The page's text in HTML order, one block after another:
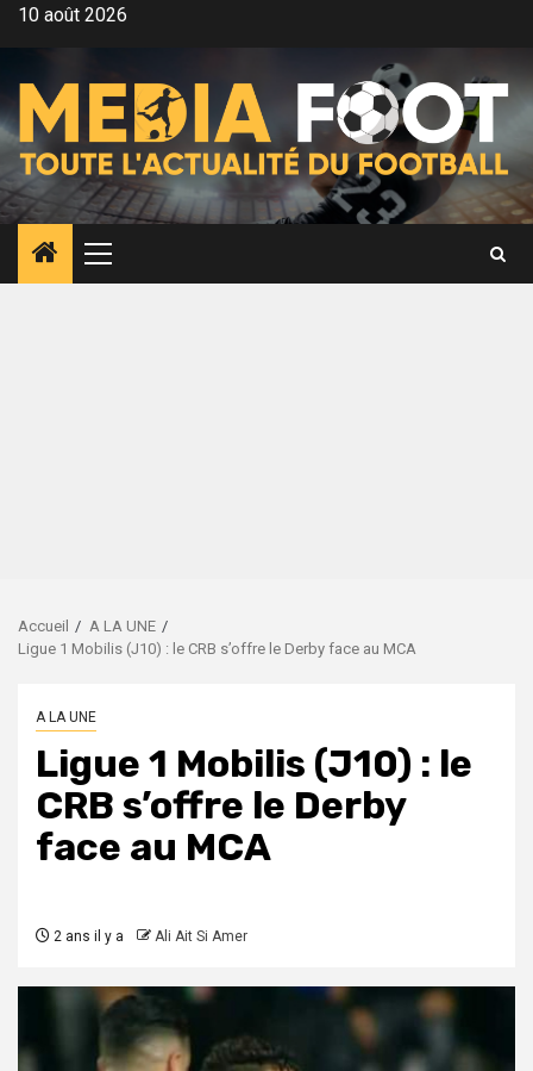
Aller10 août 2026
Menu
principal
Accueil
A LA UNE
Ligue 1 Mobilis (J10) : le CRB s’offre le Derby face au MCA
A LA UNE
Ligue 1 Mobilis (J10) : le
CRB s’offre le Derby
face au MCA
2 ans il y a Ali Ait Si Amer